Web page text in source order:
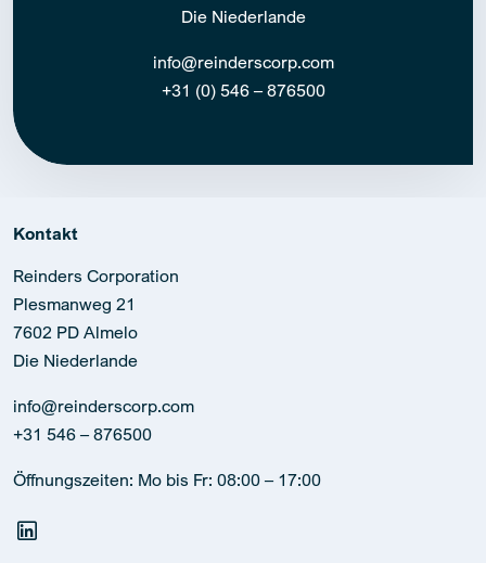
Die Niederlande
info@reinderscorp.com
+31 (0) 546 – 876500
Kontakt
Reinders Corporation
Plesmanweg 21
7602 PD Almelo
Die Niederlande
info@reinderscorp.com
+31 546 – 876500
Öffnungszeiten: Mo bis Fr: 08:00 – 17:00